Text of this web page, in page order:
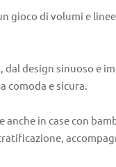
gioco di volumi e
, dal design sinuoso e
comoda e sicura.
anche in case con